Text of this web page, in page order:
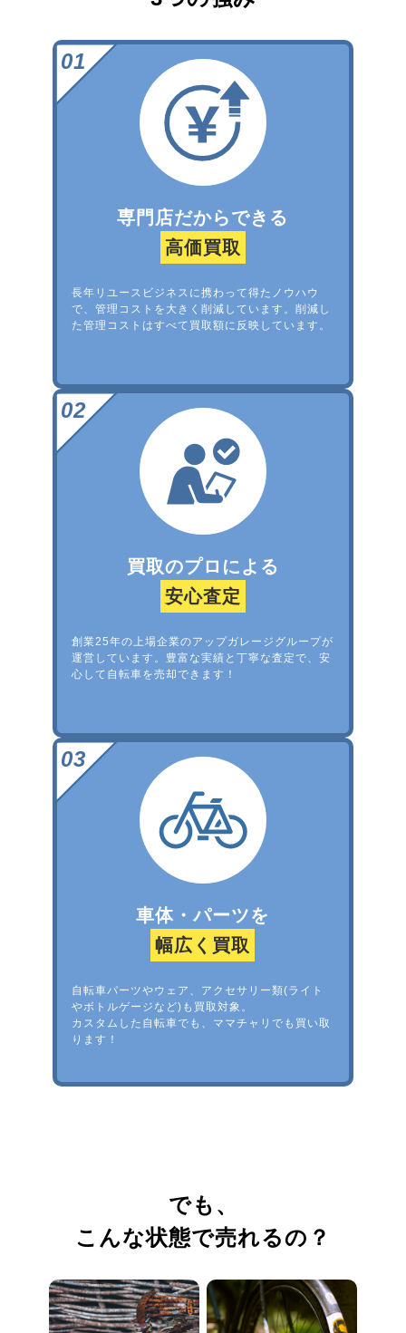
専門店だからできる
高価買取
長年リユースビジネスに携わって得たノウハウ
で、管理コストを大きく削減しています。削減し
た管理コストはすべて買取額に反映しています。
買取のプロによる
安心査定
創業25年の上場企業のアップガレージグループが
運営しています。豊富な実績と丁寧な査定で、安
心して自転車を売却できます！
車体・パーツを
幅広く買取
自転車パーツやウェア、アクセサリー類(ライト
やボトルゲージなど)も買取対象。
カスタムした自転車でも、ママチャリでも買い取
ります！
でも、
こんな状態で売れるの？